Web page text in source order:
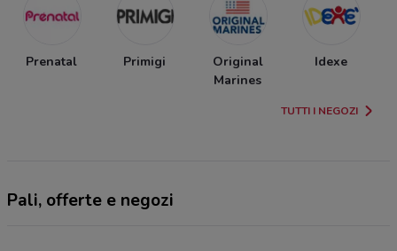
Prenatal Primigi
Original
Marines
Idexe
TUTTI I NEGOZI
Pali, offerte e negozi